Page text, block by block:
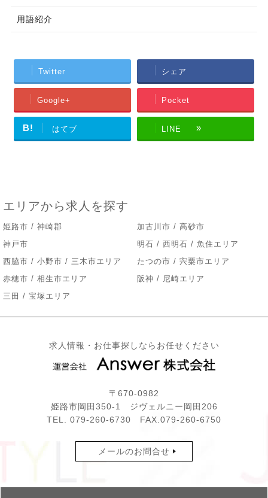
用語紹介
Twitter シェア
Google+ Pocket
B! はてブ LINE
エリアから求人を探す
姫路市 / 神崎郡
加古川市 / 高砂市
神戸市
明石 / 西明石 / 魚住エリア
西脇市 / 小野市 / 三木市エリア
たつの市 / 宍粟市エリア
赤穂市 / 相生市エリア
阪神 / 尼崎エリア
三田 / 宝塚エリア
求人情報・お仕事探しならお任せください
〒670-0982
姫路市岡田350-1 ジヴェルニー岡田206
TEL. 079-260-6730 FAX.079-260-6750
メールのお問合せ